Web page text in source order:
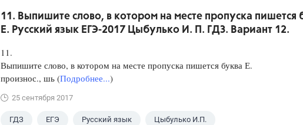
11. Выпишите слово, в котором на месте пропуска пишется
Е. Русский язык ЕГЭ-2017 Цыбулько И. П. ГДЗ. Вариант 12.
11.
Выпишите слово, в котором на месте пропуска пишется буква Е.
произнос., шь (Подробнее...)
25 сентября 2017
ГДЗ ЕГЭ Русский язык Цыбулько И.П.